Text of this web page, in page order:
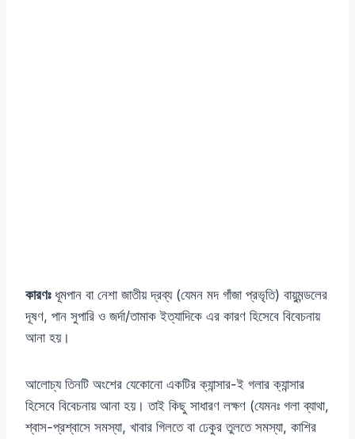
কারণঃধূমপান বা নেশা জাতীয় দ্রব্য (যেমন মদ গাঁজা প্রভৃতি) বায়ুমন্ডলের
দূষণ, পান সুপারি ও জর্দা/তামাক ইত্যাদিকে এর কারণ হিসেবে বিবেচনায়
আনা হয়।
আলোচ্য তিনটি অংশের যেকোনো একটির ক্যান্সার-ই গলার ক্যান্সার
হিসেবে বিবেচনায় আনা হয়। তাই কিছু সাধারণ লক্ষণ (যেমনঃ গলা ব্যাথা,
শ্বাস-প্রশ্বাসে সমস্যা, খাবার গিলতে বা ঢেকুর তুলতে সমস্যা, কাশির